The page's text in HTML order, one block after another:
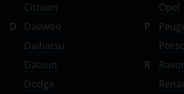
Citroen
D
Daewoo
Daihatsu
Datsun
Dodge
Opel
P
R